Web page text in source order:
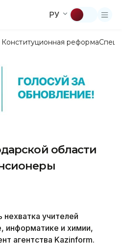
РУ
Конституционная реформа
области
учителей
информатике и химии,
агентства Kazinform.